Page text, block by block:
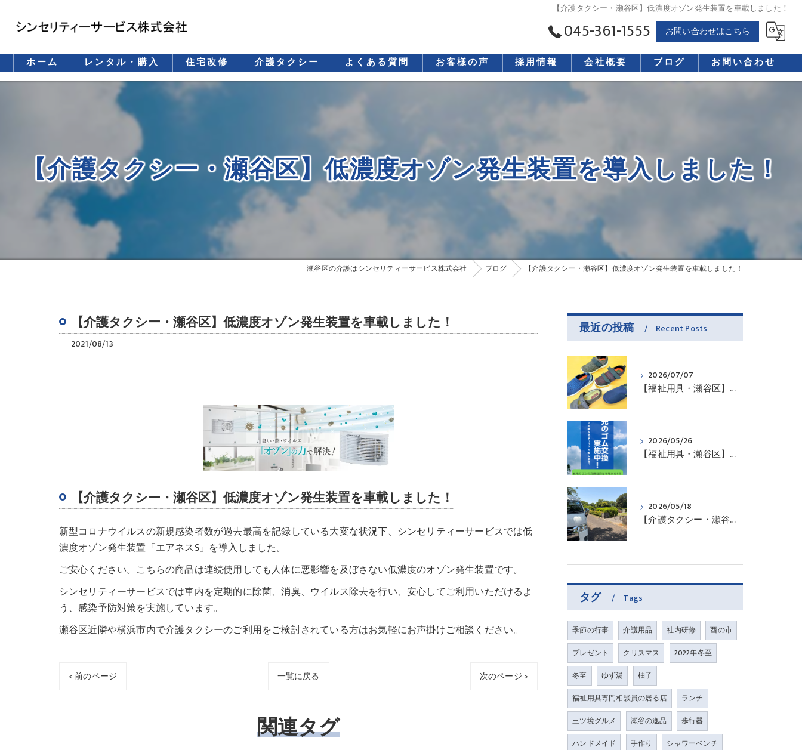
【介護タクシー・瀬谷区】低濃度オゾン発生装置を車載しました！
045-361-1555 お問い合わせはこちら
ホーム レンタル・購入
レンタル
購入（保険適用）
購入（自費）
重要事項説明
住宅改修 介護タクシー よくある質問 お客様の声 採用情報 会社概要 ブログ お問い合わせ
【介護タクシー・瀬谷区】低濃度オゾン発生装置を導入しました！
瀬谷区の介護はシンセリティーサービス株式会社 ブログ 【介護タクシー・瀬谷区】低濃度オゾン発生装置を車載しました！
【介護タクシー・瀬谷区】低濃度オゾン発生装置を車載しました！
2021/08/13
【介護タクシー・瀬谷区】低濃度オゾン発生装置を車載しました！
新型コロナウイルスの新規感染者数が過去最高を記録している大変な状況下、シンセリティーサービスでは低
濃度オゾン発生装置「エアネスS」を導入しました。
ご安心ください。こちらの商品は連続使用しても人体に悪影響を及ぼさない低濃度のオゾン発生装置です。
シンセリティーサービスでは車内を定期的に除菌、消臭、ウイルス除去を行い、安心してご利用いただけるよ
う、感染予防対策を実施しています。
瀬谷区近隣や横浜市内で介護タクシーのご利用をご検討されている方はお気軽にお声掛けご相談ください。
< 前のページ 一覧に戻る 次のページ >
関連タグ
最近の投稿 Recent Posts
2026/07/07
【福祉用具・瀬谷区】お問い合わせ頂いたので・・・
2026/05/26
【福祉用具・瀬谷区】杖先のゴムは傷んでいませんか？
2026/05/18
【介護タクシー・瀬谷区】お出掛けのお手伝いさせていただきました
タグ Tags
季節の行事 介護用品 社内研修
酉の市
プレゼント
クリスマス
2022年冬至
冬至
ゆず湯
柚子
福祉用具専門相談員の居る店
ランチ
三ツ境グルメ
瀬谷の逸品
歩行器
ハンドメイド
手作り
シャワーベンチ